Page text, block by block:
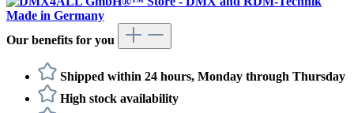
Our benefits for you
Shipped within 24 hours, Monday through Thursday
High stock availability